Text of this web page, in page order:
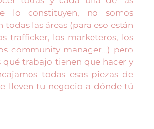
lo constituyen, no somos
todas las áreas (para eso están
trafficker, los marketeros, los
community manager…) pero
qué trabajo tienen que hacer y
todas esas piezas de
lleven tu negocio a dónde tú